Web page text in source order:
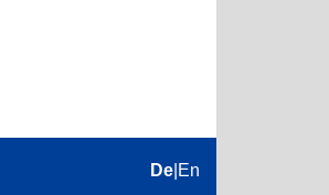
De En